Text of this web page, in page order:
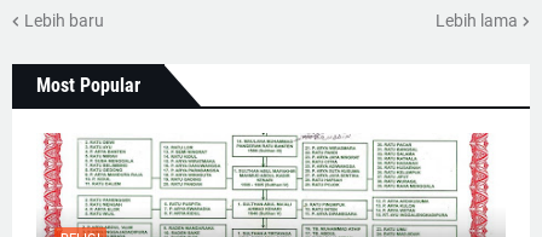
Lebih baru Lebih lama
Most Popular